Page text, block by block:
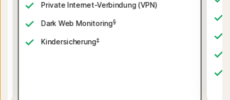
Private Internet-Verbindung (VPN)
Dark Web Monitoring§
Kindersicherung‡